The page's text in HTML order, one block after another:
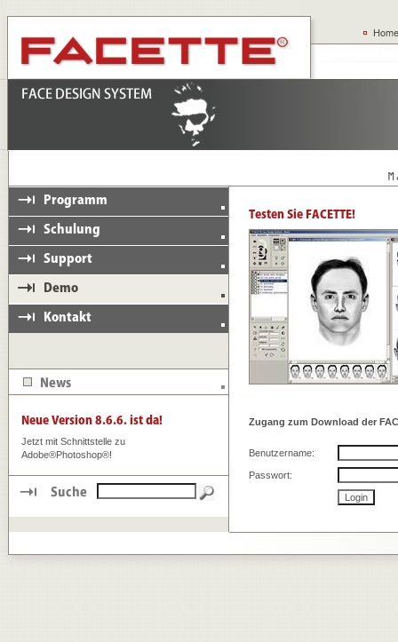
Jetzt mit Schnittstelle zu
Adobe®Photoshop®!
Zugang zum Download der
Benutzername:
Passwort: